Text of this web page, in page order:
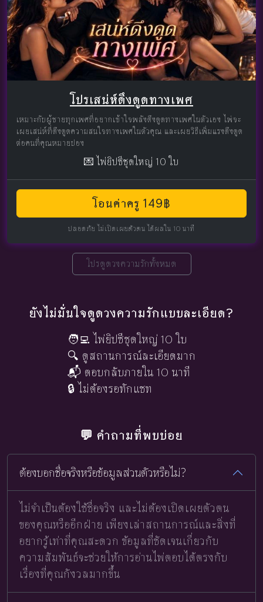
โปรเสน่ห์ดึงดูดทางเพศ
เหมาะกับผู้ชายทุกเพศที่อยากเข้าใจพลังดึงดูดทางเพศในตัวเอง ไพ่จะ
เผยเสน่ห์ที่ดึงดูดความสนใจทางเพศในตัวคุณ และเผยวิธีเพิ่มแรงดึงดูด
ต่อคนที่คุณหมายปอง
💌 ไพ่ยิปซีชุดใหญ่ 10 ใบ
โอนค่าครู 149฿
ปลอดภัย ไม่เปิดเผยตัวตน ได้ผลใน 10 นาที
โปรดูดวงความรักทั้งหมด
ยังไม่มั่นใจดูดวงความรักแบบละเอียด?
🧑‍💻 ไพ่ยิปซีชุดใหญ่ 10 ใบ
🔍 ดูสถานการณ์ละเอียดมาก
📬 ตอบกลับภายใน 10 นาที
🔒 ไม่ต้องรอทักแชท
💬 คำถามที่พบบ่อย
ต้องบอกชื่อจริงหรือข้อมูลส่วนตัวหรือไม่?
ไม่จำเป็นต้องใช้ชื่อจริง และไม่ต้องเปิดเผยตัวตน
ของคุณหรืออีกฝ่าย เพียงเล่าสถานการณ์และสิ่งที่
อยากรู้เท่าที่คุณสะดวก ข้อมูลที่ชัดเจนเกี่ยวกับ
ความสัมพันธ์จะช่วยให้การอ่านไพ่ตอบได้ตรงกับ
เรื่องที่คุณกังวลมากขึ้น